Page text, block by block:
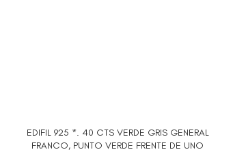
AÑADIR AL CARRITO
EDIFIL 925 *. 40 CTS VERDE GRIS GENERAL
FRANCO, PUNTO VERDE FRENTE DE UNO